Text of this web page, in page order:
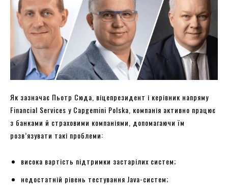
Як зазначає Пьотр Сюда, віцепрезидент і керівник напряму
Financial Services у Capgemini Polska, компанія активно працює
з банками й страховими компаніями, допомагаючи їм
розв’язувати такі проблеми:
висока вартість підтримки застарілих систем;
недостатній рівень тестування Java-систем;